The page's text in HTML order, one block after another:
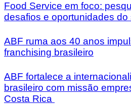
Food Service em foco:
desafios e oportunidades do
ABF ruma aos 40 anos
franchising brasileiro
ABF fortalece a
brasileiro com missão
Costa Rica